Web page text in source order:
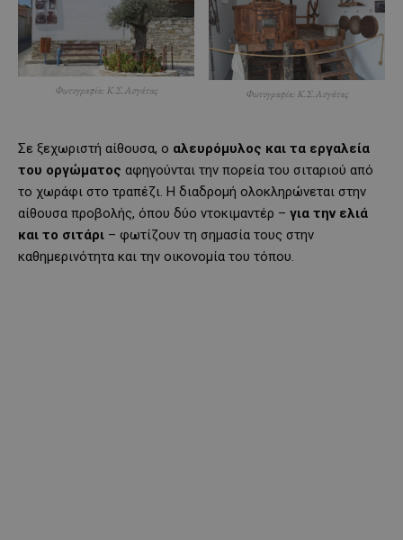
Φωτογραφία: Κ.Σ.Ασγάτας Φωτογραφία: Κ.Σ.Ασγάτας
Σε ξεχωριστή αίθουσα, ο αλευρόμυλος και τα εργαλεία
του οργώματος αφηγούνται την πορεία του σιταριού από
το χωράφι στο τραπέζι. Η διαδρομή ολοκληρώνεται στην
αίθουσα προβολής, όπου δύο ντοκιμαντέρ – για την ελιά
και το σιτάρι – φωτίζουν τη σημασία τους στην
καθημερινότητα και την οικονομία του τόπου.